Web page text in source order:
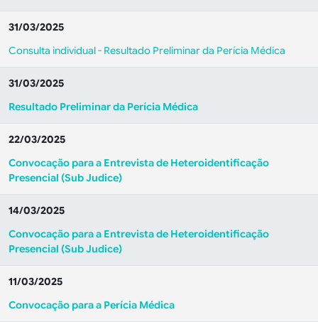
31/03/2025
Consulta individual - Resultado Preliminar da Perícia Médica
31/03/2025
Resultado Preliminar da Perícia Médica
22/03/2025
Convocação para a Entrevista de Heteroidentificação
Presencial (Sub Judice)
14/03/2025
Convocação para a Entrevista de Heteroidentificação
Presencial (Sub Judice)
11/03/2025
Convocação para a Perícia Médica